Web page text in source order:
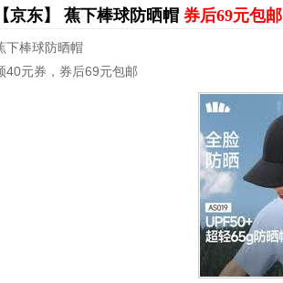
【京东】 蕉下棒球防晒帽 券后69元包邮
下棒球防晒帽
40元券，券后69元包邮